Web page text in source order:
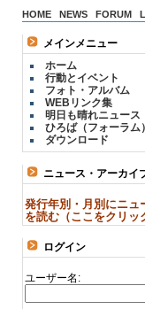
HOME NEWS FORUM
メインメニュー
ホーム
行動とイベント
フォト・アルバム
WEBリンク集
明日も晴れニュース
ひろば（フォーラム）
ダウンロード
ニュース・アーカイ
発行年別・月別にニュ
を読む（ここをクリッ
ログイン
ユーザー名: